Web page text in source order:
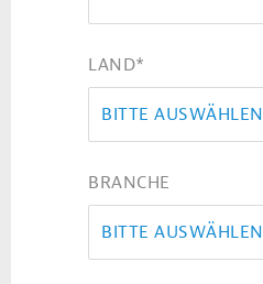
LAND*
BITTE AUSWÄHLEN
BRANCHE
BITTE AUSWÄHLEN